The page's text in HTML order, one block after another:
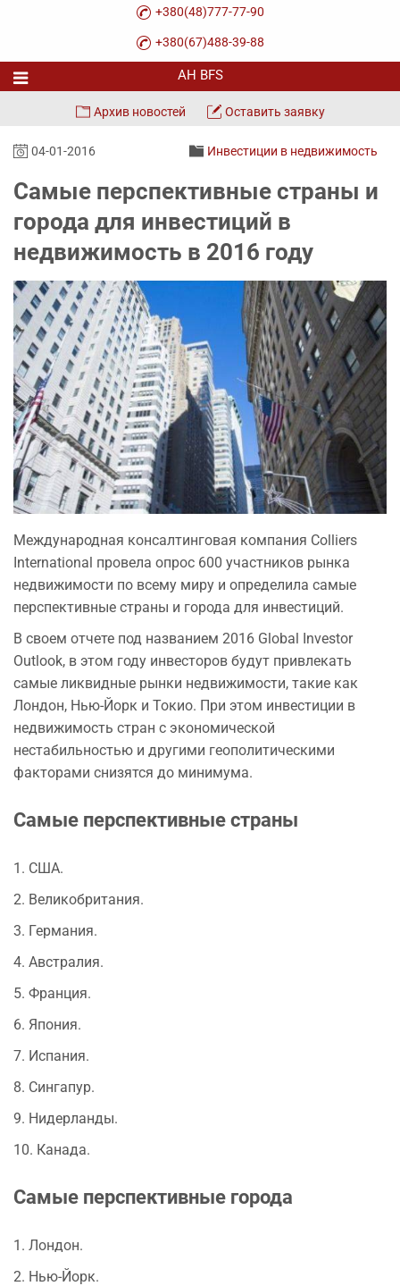
+380(48)777-77-90
+380(67)488-39-88
Архив новостей Оставить заявку
04-01-2016 Инвестиции в недвижимость
Самые перспективные страны и
города для инвестиций в
недвижимость в 2016 году
Международная консалтинговая компания Colliers
International провела опрос 600 участников рынка
недвижимости по всему миру и определила самые
перспективные страны и города для инвестиций.
В своем отчете под названием 2016 Global Investor
Outlook, в этом году инвесторов будут привлекать
самые ликвидные рынки недвижимости, такие как
Лондон, Нью-Йорк и Токио. При этом инвестиции в
недвижимость стран с экономической
нестабильностью и другими геополитическими
факторами снизятся до минимума.
Самые перспективные страны
1. США.
2. Великобритания.
3. Германия.
4. Австралия.
5. Франция.
6. Япония.
7. Испания.
8. Сингапур.
9. Нидерланды.
10. Канада.
Самые перспективные города
1. Лондон.
2. Нью-Йорк.